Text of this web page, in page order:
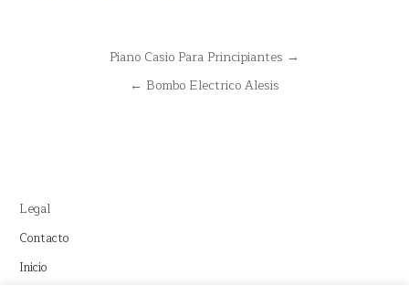
NavegaciónPiano Casio Para Principiantes →
← Bombo Electrico Alesis
Legal
Contacto
Inicio